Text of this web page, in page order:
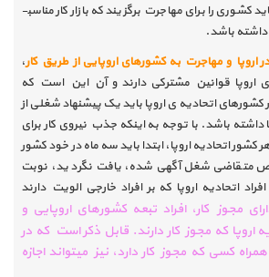
کشوری را برای مهاجرت برگزیند که بازار کار مناسب­
باشد.
اروپا ومهاجرت به کشور­های اروپایی از طریق کار،
اروپا قوانین مشترکی دارند و آن این است که
اتحادیه­ ی اروپا باید یک پیشنهاد شغلی از
باشد. با توجه به اینکه جذب نیروی کار برای
اتحادیه اروپا، ابتدا باید سه ماه در خود کشور
متقاضی شغل آگهی شده، یافت نگردید، نوبت
اتحادیه اروپا که بر افراد خارجی الویت دارند
مجوز کار، افراد تبعه کشور­های اروپایی و
اروپا که مجوز کار دارند. قابل ذکر است که در
کسی که مجوز کار دارد، نیز می­تواند اجازه